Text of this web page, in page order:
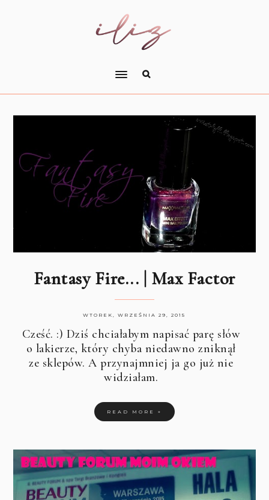
Fantasy Fire... | Max Factor
WTOREK, WRZEŚNIA 29, 2015
Cześć. :) Dziś chciałabym napisać parę słów
o lakierze, który chyba niedawno zniknął
ze sklepów. A przynajmniej ja go już nie
widziałam.
READ MORE »